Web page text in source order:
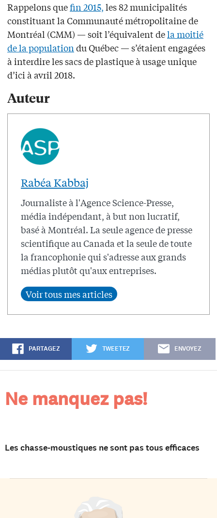
Rappelons quefin 2015,les 82 municipalités
constituant la Communauté métropolitaine de
Montréal (CMM) — soit l’équivalent dela moitié
de la populationdu Québec — s’étaient engagées
à interdire les sacs de plastique à usage unique
d’ici à avril 2018.
Auteur
Rabéa Kabbaj
Journaliste à l'Agence Science-Presse,
média indépendant, à but non lucratif,
basé à Montréal. La seule agence de presse
scientifique au Canada et la seule de toute
la francophonie qui s'adresse aux grands
médias plutôt qu'aux entreprises.
PARTAGEZ TWEETEZ ENVOYEZ
Ne manquez pas!
Les chasse-moustiques ne sont pas tous efficaces